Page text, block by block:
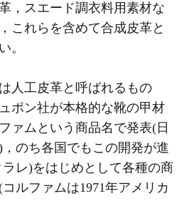
，スエード調衣料用素材な
これらを含めて合成皮革と
。
人工皮革と呼ばれるもの
ポン社が本格的な靴の甲材
ァムという商品名で発表(日
のち各国でもこの開発が進
レ)をはじめとして各種の商
ルファムは1971年アメリカ